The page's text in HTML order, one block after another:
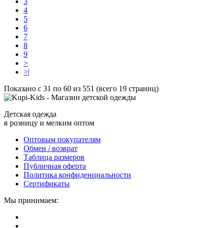
4
5
6
7
8
9
>
>|
Показано с 31 по 60 из 551 (всего 19 страниц)
Детская одежда
в розницу и мелким оптом
Оптовым покупателям
Обмен / возврат
Таблица размеров
Публичная оферта
Политика конфиденциальности
Сертификаты
Мы принимаем: